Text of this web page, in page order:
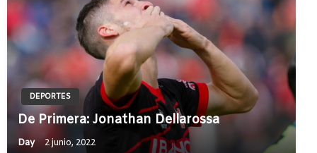
DEPORTES
De Primera: Jonathan Dellarossa
Day 2 junio, 2022